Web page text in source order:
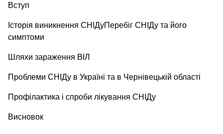
Вступ
Історія виникнення СНІДуПеребіг СНІДу та його
симптоми
Шляхи зараження ВІЛ
Проблеми СНІДу в Україні та в Чернівецькій області
Профілактика і спроби лікування СНІДу
Висновок